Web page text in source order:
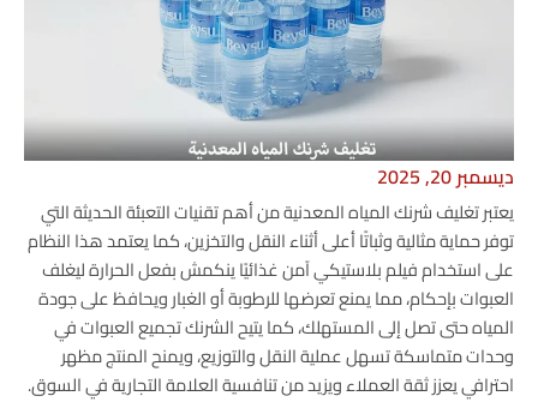
ديسمبر 20, 2025
يعتبر تغليف شرنك المياه المعدنية من أهم تقنيات التعبئة الحديثة التي
توفر حماية مثالية وثباتًا أعلى أثناء النقل والتخزين، كما يعتمد هذا النظام
على استخدام فيلم بلاستيكي آمن غذائيًا ينكمش بفعل الحرارة ليغلف
العبوات بإحكام، مما يمنع تعرضها للرطوبة أو الغبار ويحافظ على جودة
المياه حتى تصل إلى المستهلك، كما يتيح الشرنك تجميع العبوات في
وحدات متماسكة تسهل عملية النقل والتوزيع، ويمنح المنتج مظهر
احترافي يعزز ثقة العملاء ويزيد من تنافسية العلامة التجارية في السوق.